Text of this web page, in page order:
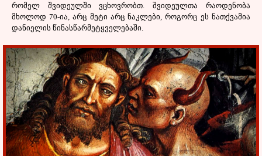
რომელ შვიდეულში ვცხოვრობთ. შვიდეულთა რაოდენობა
მხოლოდ 70-ია, არც მეტი არც ნაკლები, როგორც ეს ნათქვამია
დანიელის წინასწარმეტყველებაში.